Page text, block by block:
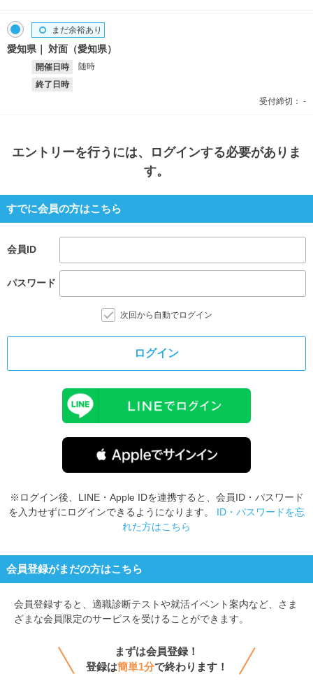
愛知県 対面（愛知県）
開催日時
随時
終了日時
まだ余裕あり
受付締切： -
エントリーを行うには、ログインする必要がありま
す。
すでに会員の方はこちら
会員ID
パスワード
次回から自動でログイン
ログイン
※ログイン後、LINE・Apple IDを連携すると、会員ID・パスワード
を入力せずにログインできるようになります。 ID・パスワードを忘
れた方はこちら
会員登録がまだの方はこちら
会員登録すると、 適職診断テストや就活イベント案内など、さま
ざまな会員限定のサービスを受けることができます。
まずは会員登録！
登録は簡単1分で終わります！